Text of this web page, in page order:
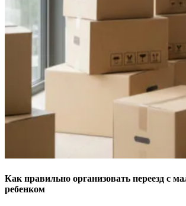
Как правильно организовать переезд с
ребенком